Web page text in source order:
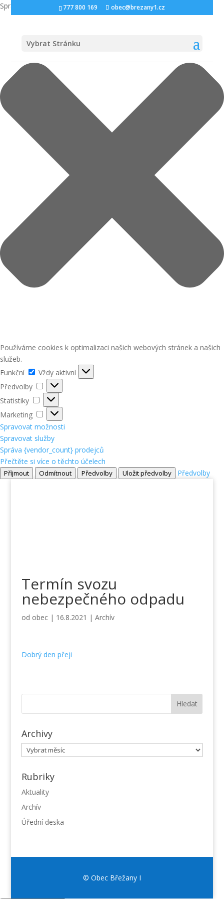
Spravovat Souhlas s cookies
Používáme cookies k optimalizaci našich webových stránek a našich
služeb.
Funkční
Funkční
Vždy aktivní
Předvolby
Předvolby
Statistiky
Statistiky
Marketing
Marketing
Spravovat možnosti
Spravovat služby
Správa {vendor_count} prodejců
Přečtěte si více o těchto účelech
Příjmout Odmítnout Předvolby Uložit předvolby Předvolby
777 800 169 obec@brezany1.cz
Vybrat Stránku
Termín svozu
nebezpečného odpadu
od obec| 16.8.2021 | Archív
Dobrý den přeji
Archivy
Archivy
Rubriky
Aktuality
Archív
Úřední deska
© Obec Břežany I